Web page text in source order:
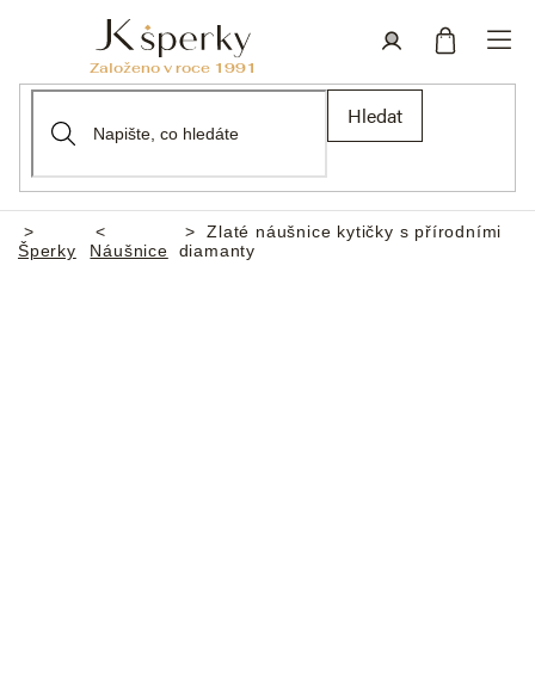
Hledat
Domů
Šperky Náušnice
Zlaté náušnice kytičky s přírodními
diamanty